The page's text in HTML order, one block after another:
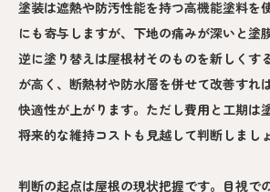
塗装は遮熱や防汚性能を持つ高機能塗料を
にも寄与しますが、下地の痛みが深いと塗
逆に塗り替えは屋根材そのものを新しくす
が高く、断熱材や防水層を併せて改善すれ
快適性が上がります。ただし費用と工期は
将来的な維持コストも見越して判断しましょ
判断の起点は屋根の現状把握です。目視で